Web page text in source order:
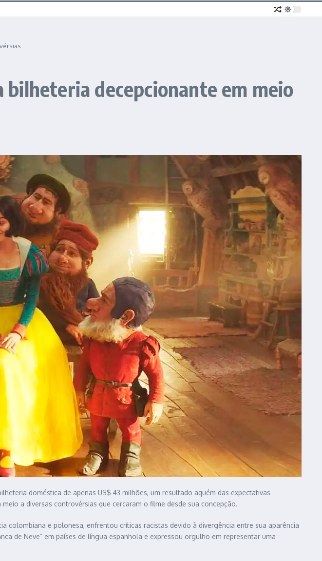
bilheteria decepcionante em meio
doméstica de apenas US$ 43 milhões, um resultado aquém das expectativas
a diversas controvérsias que cercaram o filme desde sua concepção.
colombiana e polonesa, enfrentou críticas racistas devido à divergência entre sua aparência
de Neve” em países de língua espanhola e expressou orgulho em representar uma